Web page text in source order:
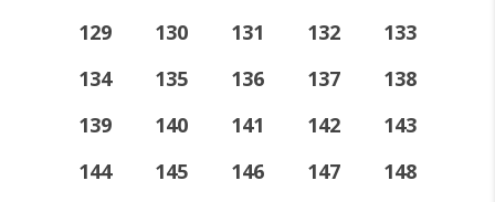
129
130 131 132
133
134
135 136 137
138
139
140 141 142
143
144
145 146 147
148